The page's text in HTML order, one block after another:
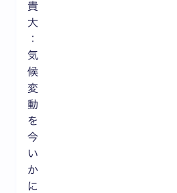
貴
大
：
気
候
変
動
を
今
い
か
に